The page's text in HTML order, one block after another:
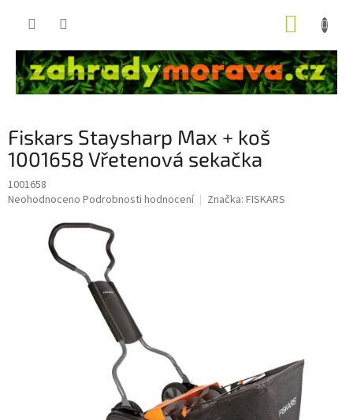
Fiskars Staysharp Max + koš
1001658 Vřetenová sekačka
1001658
Průměrné
Neohodnoceno Podrobnosti hodnocení Značka: FISKARS